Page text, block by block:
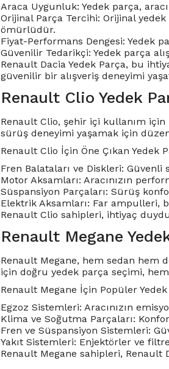
Araca Uygunluk: Yedek parça,
Orijinal Parça Tercihi: Orijinal
ömürlüdür.
Fiyat-Performans Dengesi: Yedek
Güvenilir Tedarikçi: Yedek parça
Renault Dacia Yedek Parça, bu
güvenilir bir alışveriş deneyimi
Renault Clio Yedek
Renault Clio, şehir içi kullanım için
sürüş deneyimi yaşamak için
Renault Clio İçin Öne Çıkan Yedek
Fren Balataları ve Diskleri:
Motor Aksamları: Aracınızın
Süspansiyon Parçaları: Sürüş
Elektrik Aksamları: Far ampulleri,
Renault Clio sahipleri, ihtiyaç
Renault Megane
Renault Megane, hem sedan hem
için doğru yedek parça seçimi,
Renault Megane İçin Popüler
Egzoz Sistemleri: Aracınızın
Klima ve Soğutma Parçaları:
Fren ve Süspansiyon Sistemleri:
Yakıt Sistemleri: Enjektörler ve
Renault Megane sahipleri, Renault